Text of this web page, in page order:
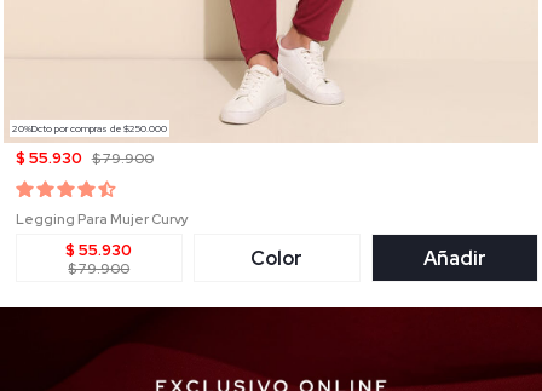
20%Dcto por compras de $250.000
$ 55.930 $ 79.900
Legging Para Mujer Curvy
$ 55.930
$ 79.900 Color Añadir